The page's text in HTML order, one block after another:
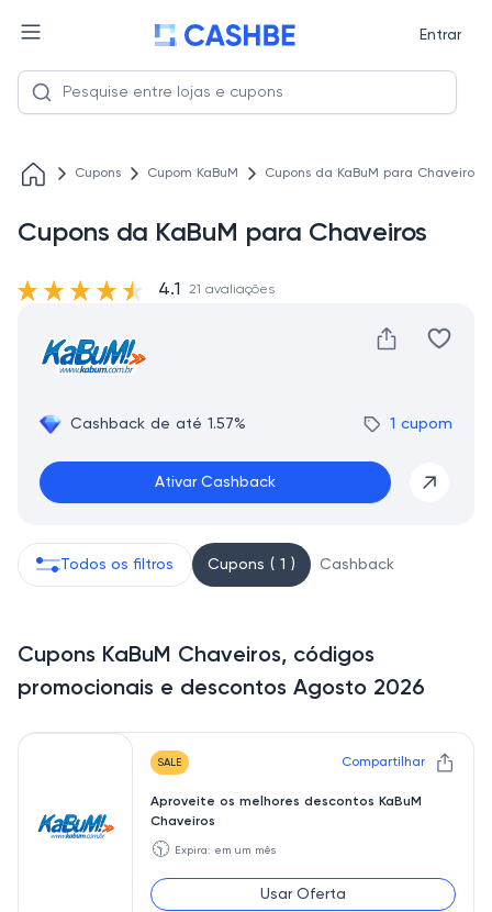
Entrar
Cupons Cupom KaBuM Cupons da KaBuM para Chaveiros
Cupons da KaBuM para Chaveiros
Cashback de até 1.57% 1 cupom
Ativar Cashback
4.1 21 avaliações
Todos os filtros Cupons ( 1 ) Cashback
Cupons KaBuM Chaveiros, códigos
promocionais e descontos Agosto 2026
SALE Compartilhar
Aproveite os melhores descontos KaBuM
Chaveiros
🕥 Expira: em um mês
Usar Oferta